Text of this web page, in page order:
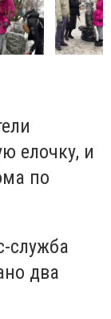
елочку, и
по
служба
два